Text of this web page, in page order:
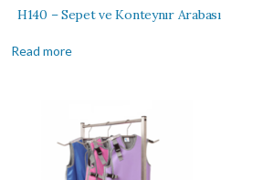
H140 – Sepet ve Konteynır Arabası
Read more